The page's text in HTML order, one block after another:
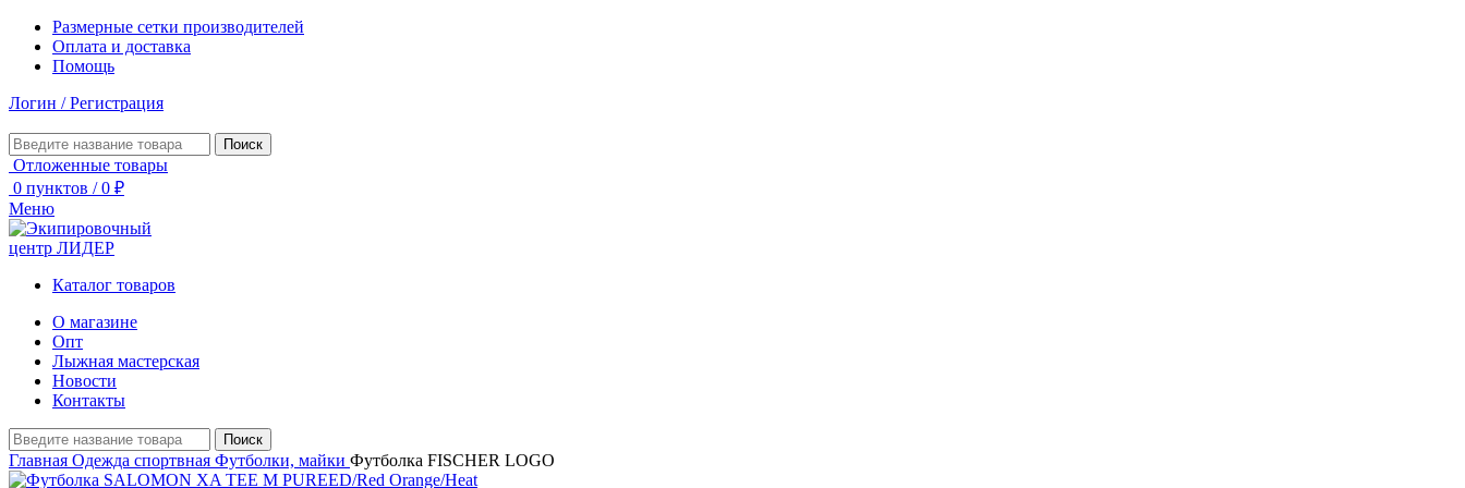
Размерные сетки производителей
Оплата и доставка
Помощь
Логин / Регистрация
Поиск
Отложенные товары
0 пунктов / 0 ₽
Меню
Каталог товаров
О магазине
Опт
Лыжная мастерская
Новости
Контакты
Поиск
Главная Одежда спортвная Футболки, майки Футболка FISCHER LOGO